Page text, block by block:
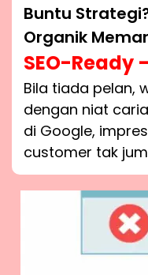
Buntu
Organik
SEO-Ready
Bila tiada pelan,
dengan niat
di Google,
customer tak